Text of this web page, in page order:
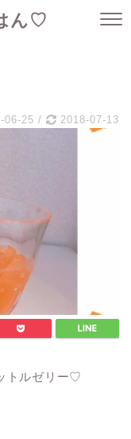
ん♡
06-25 / 2018-07-13
トルゼリー♡